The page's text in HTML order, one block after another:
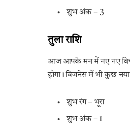
शुभ अंक – 3
तुला राशि
आज आपके मन में नए नए
होगा। बिजनेस में भी कुछ
शुभ रंग – भूरा
शुभ अंक – 1